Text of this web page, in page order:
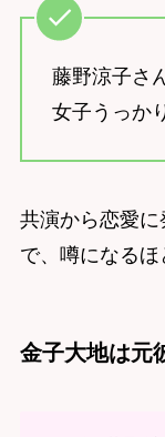
藤野涼子さ
女子うっか
共演から恋愛
で、噂になる
金子大地は元